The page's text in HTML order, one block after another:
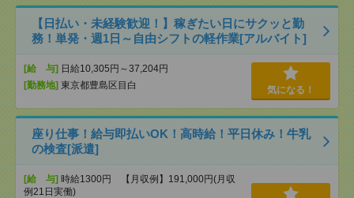
【日払い・未経験歓迎！】稼ぎたい日にサクッと勤
務！単発・週1日～自由シフトの軽作業[アルバイト]
[給 与] 日給10,305円～37,204円
[勤務地] 東京都豊島区目白 気になる！
座り仕事！給与即払いOK！高時給！平日休み！牛乳
の検査[派遣]
[給 与] 時給1300円 【月収例】191,000円(月収
例21日実働)